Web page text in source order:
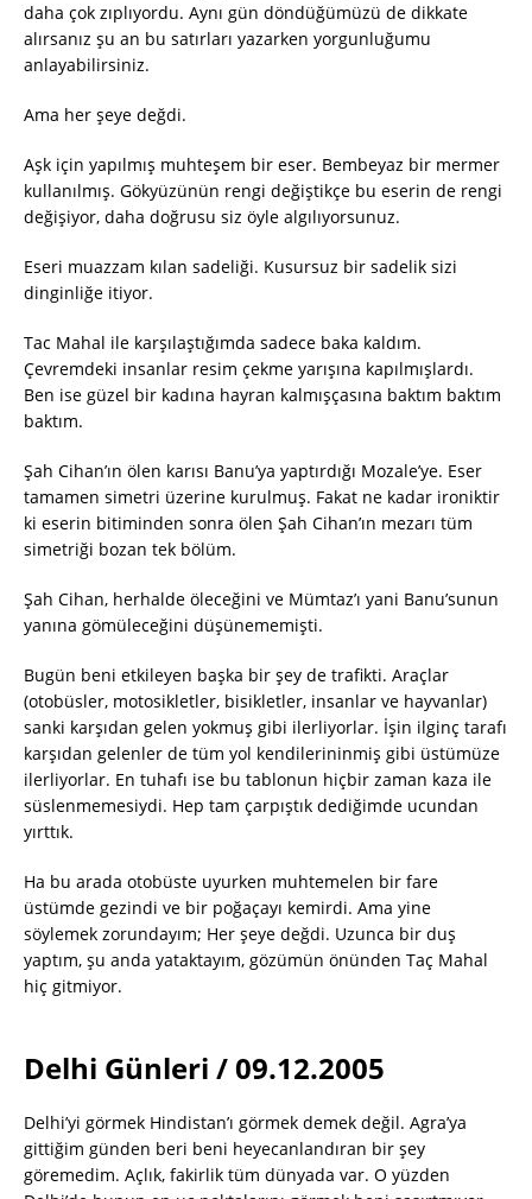
daha çok zıplıyordu. Aynı gün döndüğümüzü de dikkate
alırsanız şu an bu satırları yazarken yorgunluğumu
anlayabilirsiniz.
Ama her şeye değdi.
Aşk için yapılmış muhteşem bir eser. Bembeyaz bir mermer
kullanılmış. Gökyüzünün rengi değiştikçe bu eserin de rengi
değişiyor, daha doğrusu siz öyle algılıyorsunuz.
Eseri muazzam kılan sadeliği. Kusursuz bir sadelik sizi
dinginliğe itiyor.
Tac Mahal ile karşılaştığımda sadece baka kaldım.
Çevremdeki insanlar resim çekme yarışına kapılmışlardı.
Ben ise güzel bir kadına hayran kalmışçasına baktım baktım
baktım.
Şah Cihan’ın ölen karısı Banu’ya yaptırdığı Mozale’ye. Eser
tamamen simetri üzerine kurulmuş. Fakat ne kadar ironiktir
ki eserin bitiminden sonra ölen Şah Cihan’ın mezarı tüm
simetriği bozan tek bölüm.
Şah Cihan, herhalde öleceğini ve Mümtaz’ı yani Banu’sunun
yanına gömüleceğini düşünememişti.
Bugün beni etkileyen başka bir şey de trafikti. Araçlar
(otobüsler, motosikletler, bisikletler, insanlar ve hayvanlar)
sanki karşıdan gelen yokmuş gibi ilerliyorlar. İşin ilginç tarafı
karşıdan gelenler de tüm yol kendilerininmiş gibi üstümüze
ilerliyorlar. En tuhafı ise bu tablonun hiçbir zaman kaza ile
süslenmemesiydi. Hep tam çarpıştık dediğimde ucundan
yırttık.
Ha bu arada otobüste uyurken muhtemelen bir fare
üstümde gezindi ve bir poğaçayı kemirdi. Ama yine
söylemek zorundayım; Her şeye değdi. Uzunca bir duş
yaptım, şu anda yataktayım, gözümün önünden Taç Mahal
hiç gitmiyor.
Delhi Günleri / 09.12.2005
Delhi’yi görmek Hindistan’ı görmek demek değil. Agra’ya
gittiğim günden beri beni heyecanlandıran bir şey
göremedim. Açlık, fakirlik tüm dünyada var. O yüzden